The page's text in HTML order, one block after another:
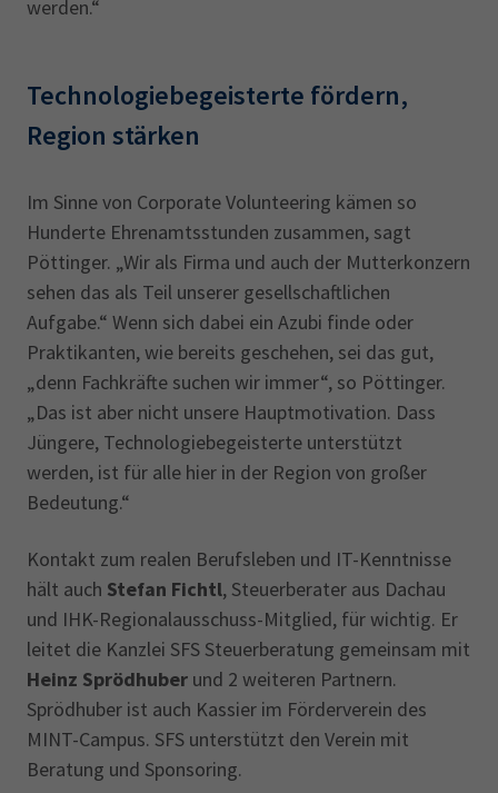
werden.“
Technologiebegeisterte fördern,
Region stärken
Im Sinne von Corporate Volunteering kämen so
Hunderte Ehrenamtsstunden zusammen, sagt
Pöttinger. „Wir als Firma und auch der Mutterkonzern
sehen das als Teil unserer gesellschaftlichen
Aufgabe.“ Wenn sich dabei ein Azubi finde oder
Praktikanten, wie bereits geschehen, sei das gut,
„denn Fachkräfte suchen wir immer“, so Pöttinger.
„Das ist aber nicht unsere Hauptmotivation. Dass
Jüngere, Technologiebegeisterte unterstützt
werden, ist für alle hier in der Region von großer
Bedeutung.“
Kontakt zum realen Berufsleben und IT-Kenntnisse
hält auch Stefan Fichtl, Steuerberater aus Dachau
und IHK-Regionalausschuss-Mitglied, für wichtig. Er
leitet die Kanzlei SFS Steuerberatung gemeinsam mit
Heinz Sprödhuber und 2 weiteren Partnern.
Sprödhuber ist auch Kassier im Förderverein des
MINT-Campus. SFS unterstützt den Verein mit
Beratung und Sponsoring.